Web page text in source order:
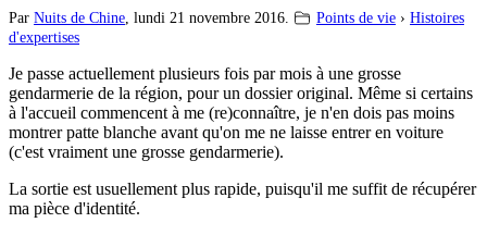
Par Nuits de Chine, lundi 21 novembre 2016. Points de vie › Histoires
d'expertises
Je passe actuellement plusieurs fois par mois à une grosse
gendarmerie de la région, pour un dossier original. Même si certains
à l'accueil commencent à me (re)connaître, je n'en dois pas moins
montrer patte blanche avant qu'on me ne laisse entrer en voiture
(c'est vraiment une grosse gendarmerie).
La sortie est usuellement plus rapide, puisqu'il me suffit de récupérer
ma pièce d'identité.